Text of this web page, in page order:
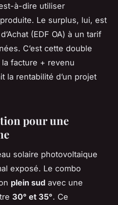
à-dire utiliser
Le surplus, lui, est
(EDF OA) à un tarif
C’est cette double
facture + revenu
la rentabilité d’un projet
pour une
solaire photovoltaique
exposé. Le combo
plein sud avec une
30° et 35°. Ce